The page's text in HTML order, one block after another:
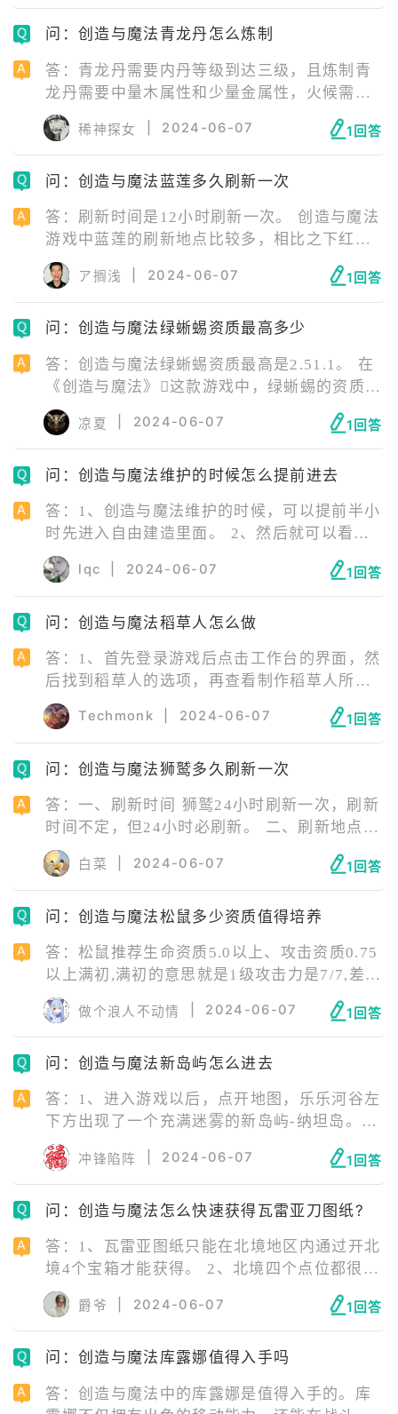
鱼的。 鲍鱼作用:鲍鱼可以用来制作各种饲料和
烹饪食材。
问：创造与魔法青龙丹怎么炼制
答：青龙丹需要内丹等级到达三级，且炼制青
龙丹需要中量木属性和少量金属性，火候需要
保持在神火，当玩家内丹等级达到三级后可以
六份嫩芽笋和四份幻蕊瓣，然后将火候保持在
神火等待时间结束就能够成功的炼制青龙丹
了。
稀神探女 2024-06-07 1回答
问：创造与魔法蓝莲多久刷新一次
答：刷新时间是12小时刷新一次。 创造与魔法
游戏中蓝莲的刷新地点比较多，相比之下红莲
只有两个，坐标刷新时间为12小时一次，所以
想要蹲蓝莲的小伙伴，需要提前前往刷新地点
蹲守。
ア搁浅 2024-06-07 1回答
问：创造与魔法绿蜥蜴资质最高多少
答：创造与魔法绿蜥蜴资质最高是2.51.1。 在
《创造与魔法》这款游戏中，绿蜥蜴的资质最
高可以达到2.51.1。这一信息表明，绿蜥蜴的
初始资质越好，将来融合后的资质也会越高。
因此，对于绿蜥蜴来说，起步的初始资质最好
是1.1、1.04往上，这样能够确保其未来在游戏
凉夏 2024-06-07 1回答
问：创造与魔法维护的时候怎么提前进去
答：1、创造与魔法维护的时候，可以提前半小
时先进入自由建造里面。 2、然后就可以看到
更新，就可以提前更新资源包，这样子等到可
以登录的时候，就可以不用再次更新了，直接
提前进去。
lqc 2024-06-07 1回答
问：创造与魔法稻草人怎么做
答：1、首先登录游戏后点击工作台的界面，然
后找到稻草人的选项，再查看制作稻草人所需
要的材料。 2、将材料收集完毕后，打开工作
台，点击稻草人的选项，点击制造即可。 3、
制造完成后可以打开背包，就能够看到稻草
人，就能够进行使用了。
Techmonk 2024-06-07 1回答
问：创造与魔法狮鹫多久刷新一次
答：一、刷新时间 狮鹫24小时刷新一次，刷新
时间不定，但24小时必刷新。 二、刷新地点
狮鹫刷新地点：晨雾森林、沙漠、天空之城、
山谷。 坐标分布：(5559，14088)(15872，
11387)(14329，15446)(9382，10379)
(5200，11401)(10943，9798)(13174，8255)
白菜 2024-06-07 1回答
问：创造与魔法松鼠多少资质值得培养
答：松鼠推荐生命资质5.0以上、攻击资质0.75
以上满初,满初的意思就是1级攻击力是7/7,差一
点点都不推荐。 《创造与魔法》是一款可以改
造环境，自由建造房屋、城池、城邦甚至国
家，同时还能探险，交友、副本、换装的高自
由生存手游。玩家可以在沙漠、丛林、草原、
候，甚至还能够创建属于自己的文明。
做个浪人不动情 2024-06-07 1回答
问：创造与魔法新岛屿怎么进去
答：1、进入游戏以后，点开地图，乐乐河谷左
下方出现了一个充满迷雾的新岛屿-纳坦岛。
2、然后通过灯塔传送前往乐乐河谷。 3、然后
在乐乐河谷附近海域使用大船或者水中坐骑，
沿着地图方向前往纳坦岛。 4、经过一段时间
的海上航行，终于达到纳坦岛。
冲锋陷阵 2024-06-07 1回答
问：创造与魔法怎么快速获得瓦雷亚刀图纸?
答：1、瓦雷亚图纸只能在北境地区内通过开北
境4个宝箱才能获得。 2、北境四个点位都很好
找,看到巨石块就到了宝箱的位置了。 3、当找
到巨石后,爬上去,爬到顶后就能看到瓦雷亚宝箱
啦,打开后会得到随机一个部位的图纸。
爵爷 2024-06-07 1回答
问：创造与魔法库露娜值得入手吗
答：创造与魔法中的库露娜是值得入手的。库